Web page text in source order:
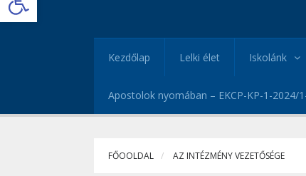
Kezdőlap Lelki élet Iskolánk
Apostolok nyomában – EKCP-KP-1-2024/
FŐOOLDAL AZ INTÉZMÉNY VEZETŐSÉGE